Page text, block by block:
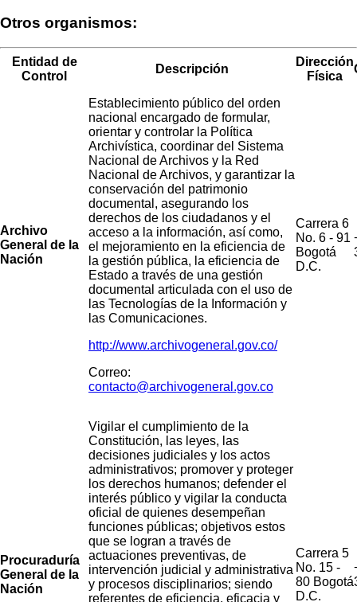
Otros organismos:
Entidad de
Control
Descripción
Dirección
Física
Archivo
General de la
Nación
Establecimiento público del orden
nacional encargado de formular,
orientar y controlar la Política
Archivística, coordinar del Sistema
Nacional de Archivos y la Red
Nacional de Archivos, y garantizar la
conservación del patrimonio
documental, asegurando los
derechos de los ciudadanos y el
acceso a la información, así como,
el mejoramiento en la eficiencia de
la gestión pública, la eficiencia de
Estado a través de una gestión
documental articulada con el uso de
las Tecnologías de la Información y
las Comunicaciones.
http://www.archivogeneral.gov.co/
Correo:
contacto@archivogeneral.gov.co
Carrera 6
No. 6 - 91
Bogotá
D.C.
Procuraduría
General de la
Nación
Vigilar el cumplimiento de la
Constitución, las leyes, las
decisiones judiciales y los actos
administrativos; promover y proteger
los derechos humanos; defender el
interés público y vigilar la conducta
oficial de quienes desempeñan
funciones públicas; objetivos estos
que se logran a través de
actuaciones preventivas, de
intervención judicial y administrativa
y procesos disciplinarios; siendo
referentes de eficiencia, eficacia y
Carrera 5
No. 15 -
80 Bogotá
D.C.